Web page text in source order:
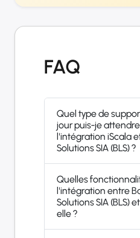
FAQ
Quel type de
jour puis-je
l'intégration iScala
Solutions SIA (BLS) ?
Quelles
l'intégration entre
Solutions SIA (BLS)
elle ?